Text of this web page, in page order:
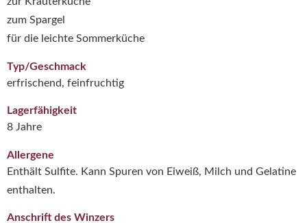
zum Spargel
für die leichte Sommerküche
Typ/Geschmack
erfrischend, feinfruchtig
Lagerfähigkeit
8 Jahre
Allergene
Enthält Sulfite. Kann Spuren von Eiweiß, Milch und Gelatine
enthalten.
Anschrift des Winzers